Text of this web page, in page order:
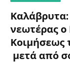
Καλάβρυτα:
νεωτέρας ο
Κοιμήσεως
μετά από